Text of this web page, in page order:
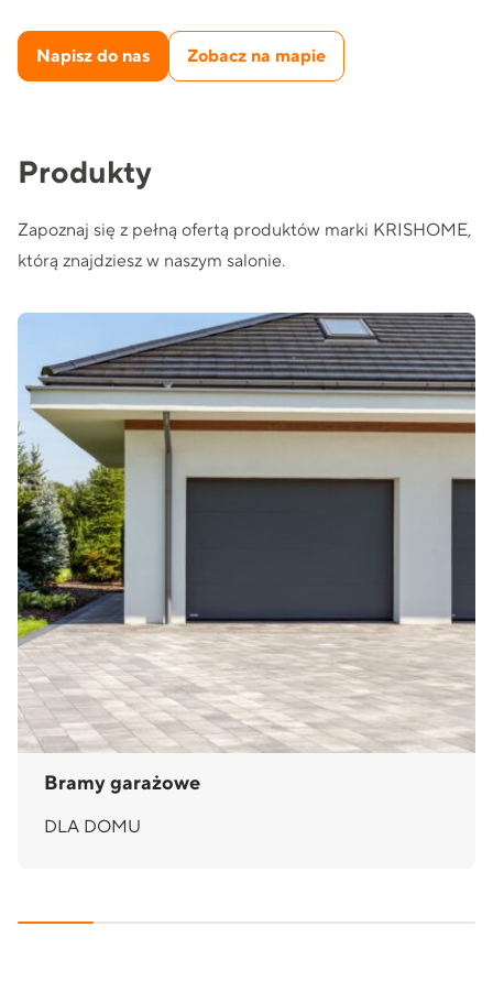
Napisz do nas Zobacz na mapie
Produkty
Zapoznaj się z pełną ofertą produktów marki KRISHOME,
którą znajdziesz w naszym salonie.
Bramy garażowe
DLA DOMU